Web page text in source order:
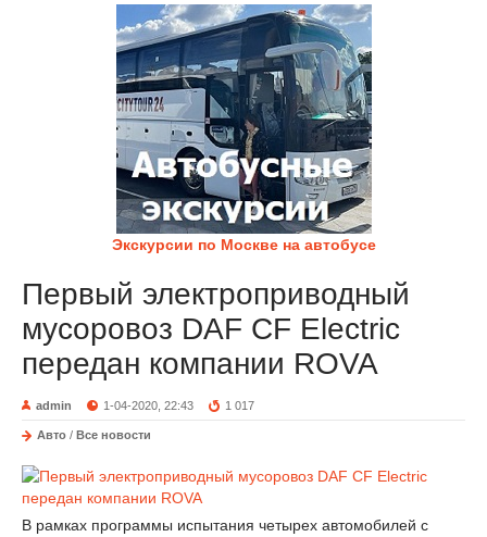
Экскурсии по Москве на автобусе
Первый электроприводный
мусоровоз DAF CF Electric
передан компании ROVA
admin 1-04-2020, 22:43 1 017
Авто / Все новости
В рамках программы испытания четырех автомобилей с